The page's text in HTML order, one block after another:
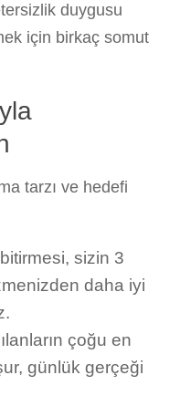
duygusu
için birkaç somut
tarzı ve hedefi
sizin 3
daha iyi
çoğu en
günlük gerçeği